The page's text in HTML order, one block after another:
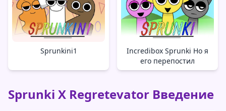
Sprunkini1
Incredibox Sprunki Но я
его перепостил
Sprunki X Regretevator Введение